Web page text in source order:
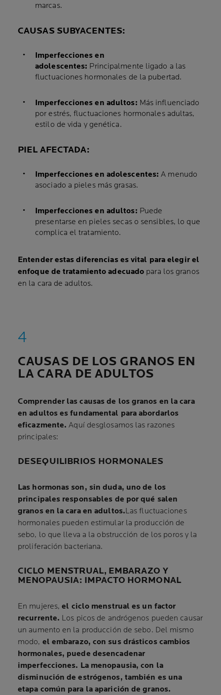
marcas.
CAUSAS SUBYACENTES:
Imperfecciones en
adolescentes: Principalmente ligado a las
fluctuaciones hormonales de la pubertad.
Imperfecciones en adultos: Más influenciado
por estrés, fluctuaciones hormonales adultas,
estilo de vida y genética.
PIEL AFECTADA:
Imperfecciones en adolescentes:A menudo
asociado a pieles más grasas.
Imperfecciones en adultos: Puede
presentarse en pieles secas o sensibles, lo que
complica el tratamiento.
Entender estas diferencias es vital para elegir el
enfoque de tratamiento adecuado para los granos
en la cara de adultos.
CAUSAS DE LOS GRANOS EN
LA CARA DE ADULTOS
Comprender las causas de los granos en la cara
en adultos es fundamental para abordarlos
eficazmente. Aquí desglosamos las razones
principales:
DESEQUILIBRIOS HORMONALES
Las hormonas son, sin duda, uno de los
principales responsables de por qué salen
granos en la cara en adultos.Las fluctuaciones
hormonales pueden estimular la producción de
sebo, lo que lleva a la obstrucción de los poros y la
proliferación bacteriana.
CICLO MENSTRUAL, EMBARAZO Y
MENOPAUSIA: IMPACTO HORMONAL
En mujeres,el ciclo menstrual es un factor
recurrente. Los picos de andrógenos pueden causar
un aumento en la producción de sebo. Del mismo
modo, el embarazo, con sus drásticos cambios
hormonales, puede desencadenar
imperfecciones. La menopausia, con la
disminución de estrógenos, también es una
etapa común para la aparición de granos.